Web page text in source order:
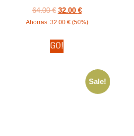
64.00€ 32.00 €
Ahorras: 32.00 € (50%)
GO!
Sale!